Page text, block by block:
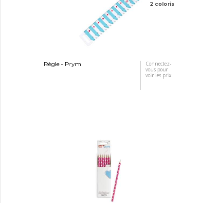
2 coloris
Règle - Prym
Connectez-
vous pour
voir les prix